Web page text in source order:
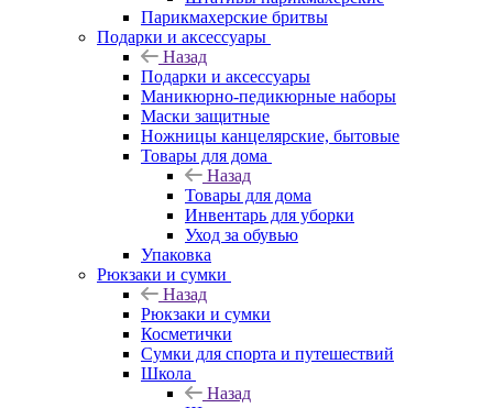
Парикмахерские бритвы
Подарки и аксессуары
Назад
Подарки и аксессуары
Маникюрно-педикюрные наборы
Маски защитные
Ножницы канцелярские, бытовые
Товары для дома
Назад
Товары для дома
Инвентарь для уборки
Уход за обувью
Упаковка
Рюкзаки и сумки
Назад
Рюкзаки и сумки
Косметички
Сумки для спорта и путешествий
Школа
Назад